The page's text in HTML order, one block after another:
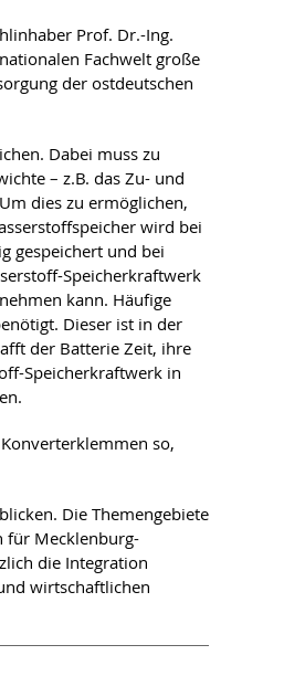
Prof. Dr.-Ing.
Fachwelt große
der ostdeutschen
Dabei muss zu
– z.B. das Zu- und
dies zu ermöglichen,
wird bei
gespeichert und bei
Speicherkraftwerk
kann. Häufige
Dieser ist in der
der Batterie Zeit, ihre
Speicherkraftwerk in
so,
Die Themengebiete
für Mecklenburg-
die Integration
wirtschaftlichen